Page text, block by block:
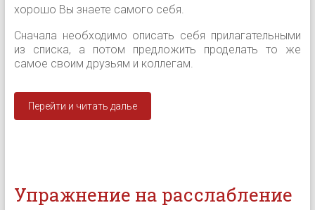
хорошо Вы знаете самого себя.
Сначала необходимо описать себя прилагательными
из списка, а потом предложить проделать то же
самое своим друзьям и коллегам.
Перейти и читать далье
Упражнение на расслабление